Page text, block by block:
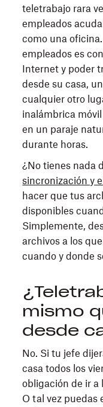
teletrabajo rara
empleados
como una
empleados es
Internet y poder
desde su casa,
cualquier otro
inalámbrica
en un paraje
durante horas.
¿No tienes nada
sincronización y
hacer que tus
disponibles
Simplemente,
archivos a los
cuando y donde
mismo
desde
No. Si tu jefe
casa todos los
obligación de ir a
O tal vez puedas